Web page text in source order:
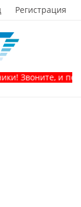
Регистрация
и получите